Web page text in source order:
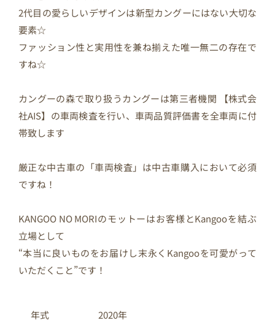
2代目の愛らしいデザインは新型カングーにはない大切な
要素☆
ファッション性と実用性を兼ね揃えた唯一無二の存在で
すね☆
カングーの森で取り扱うカングーは第三者機関 【株式会
社AIS】の車両検査を行い、車両品質評価書を全車両に付
帯致します
厳正な中古車の「車両検査」は中古車購入において必須
ですね！
KANGOO NO MORIのモットーはお客様とKangooを結ぶ
立場として
“本当に良いものをお届けし末永くKangooを可愛がって
いただくこと”です！
年式 2020年